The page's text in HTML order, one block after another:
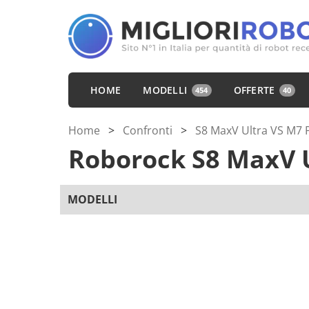
HOME MODELLI 454 OFFERTE 40
Home > Confronti > S8 MaxV Ultra VS M7
Roborock S8 MaxV
MODELLI